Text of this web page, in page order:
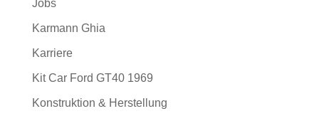
Jobs
Karmann Ghia
Karriere
Kit Car Ford GT40 1969
Konstruktion & Herstellung